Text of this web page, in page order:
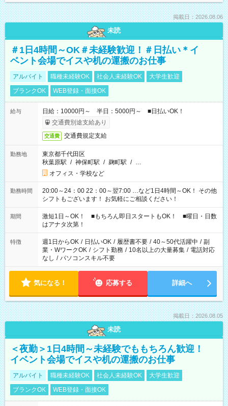
掲載日：2026.08.06
未読
＃1日4時間～OK＃未経験歓迎！＃日払い＊イ
ベント会場でイスや机の運搬のお仕事
アルバイト 職種未経験OK 社会人未経験OK
大学生歓迎
ブランクOK
WEB登録・面接OK
給与
日給：10000円～ 半日：5000円～ ■日払いOK！
交通費別途支給あり
交通費 交通費規定支給
勤務地
東京都千代田区
秋葉原駅 / 神保町駅 / 麹町駅 / …
オフィス・学校など
勤務時間
20:00～24：00 22：00～翌7:00 …など1日4時間～OK！ その他
シフトもございます！ お気軽にご相談ください！
期間
激短1日～OK！ ■もちろん即日スタートもOK！ ■曜日・日数
はアナタ次第！
特徴 週1日からOK / 日払いOK / 履歴書不要 / 40～50代活躍中 / 副
業・WワークOK / シフト勤務 / 10名以上の大量募集 / 電話対応
なし / パソコンスキル不要
気になる！ 応募する 詳細へ
掲載日：2026.08.05
未読
＜夜勤＞1日4時間～未経験でももちろん歓迎！
イベント会場でイスや机の運搬のお仕事
アルバイト 職種未経験OK 社会人未経験OK
大学生歓迎
ブランクOK
WEB登録・面接OK